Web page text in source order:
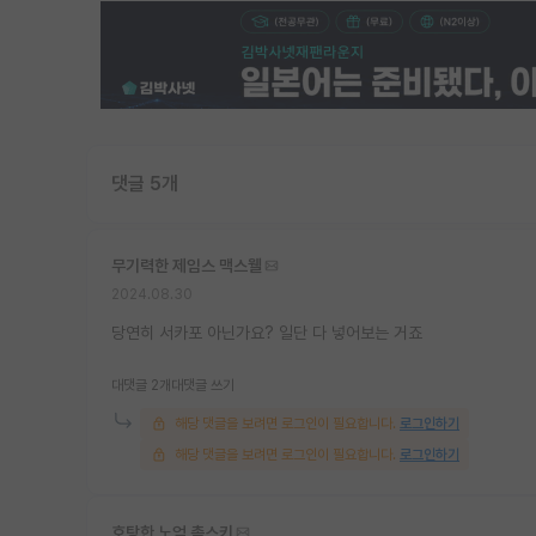
댓글 5개
무기력한 제임스 맥스웰
당연히 서카포 아닌가요? 일단 다 넣어보는 거죠
대댓글 2개 대댓글 쓰기
해당 댓글을 보려면 로그인이 필요합니다. 로그인하기
해당 댓글을 보려면 로그인이 필요합니다. 로그인하기
호탕한 노엄 촘스키